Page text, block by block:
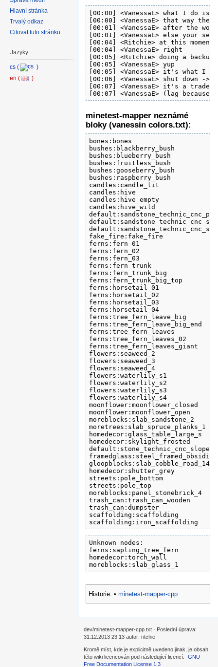
[00:00] <VanessaE> what I do
[00:00] <VanessaE> that way
[00:01] <VanessaE> after the
[00:01] <VanessaE> else your
[00:04] <Ritchie> at this
[00:04] <VanessaE> right
[00:05] <Ritchie> doing a
[00:05] <VanessaE> yup
[00:05] <VanessaE> it's what I do
[00:06] <VanessaE> shut down
[00:07] <VanessaE> it's a
[00:07] <VanessaE> (lag
minetest-mapper neznámé
bloky (vanessin colors.txt):
bones:bones							217 217 217
bushes:blackberry_bush						  0   0  69
bushes:blueberry_bush						 74   0 174
bushes:fruitless_bush						 76  95  24
bushes:gooseberry_bush						183 146 117
bushes:raspberry_bush						228   0  97
candles:candle_lit						255 236 108
candles:hive							237 216  37
candles:hive_empty						203 179  43
candles:hive_wild						224 200  39
default:sandstone_technic_cnc_pyramid				193
default:sandstone_technic_cnc_slope				193 174
default:sandstone_technic_cnc_slope_edge
fake_fire:fake_fire						255 200   0
ferns:fern_01							 86 119  42
ferns:fern_02							 94 132  57
ferns:fern_03							109 147  61
ferns:fern_trunk						 69  58  50
ferns:fern_trunk_big						 92  83  68
ferns:fern_trunk_big_top					136 121  89
ferns:horsetail_01						 94 125  39
ferns:horsetail_02						 94 125  39
ferns:horsetail_03						 94 125  39
ferns:horsetail_04						 94 125  39
ferns:tree_fern_leave_big					122 152  58
ferns:tree_fern_leave_big_end					140 169  67
ferns:tree_fern_leaves						103 138  58
ferns:tree_fern_leaves_02					120 157  63
ferns:tree_fern_leaves_giant					 94 138  45
flowers:seaweed_2						 66 106  34
flowers:seaweed_3						 78 124  40
flowers:seaweed_4						 85 135  43
flowers:waterlily_s1						 78 116   0
flowers:waterlily_s2						 78 116   0
flowers:waterlily_s3						 78 116   0
flowers:waterlily_s4						 78 116   0
moonflower:moonflower_closed					 42  62  95
moonflower:moonflower_open					183 183 183
moreblocks:slab_sandstone_2					193 174 135
moretrees:slab_spruce_planks_1					 93  61	 19
homedecor:glass_table_large_s					243 243 243
homedecor:skylight_frosted					241 240 239
default:stone_technic_cnc_slope					96  93	 93
framedglass:steel_framed_obsidian_glass
gloopblocks:slab_cobble_road_14					122 117 114
homedecor:shutter_grey						131 131 131
streets:pole_bottom						182 165 146
streets:pole_top						182 165 146
moreblocks:panel_stonebrick_4					 88  85	 84
trash_can:trash_can_wooden					137 108	 62
trash_can:dumpster						59  59	 59
scaffolding:scaffolding						137 108	 62
Unknown nodes:
ferns:sapling_tree_fern
homedecor:torch_wall
moreblocks:slab_glass_1
Historie: • minetest-mapper-cpp
Hlavní stránka
Trvalý odkaz
Citovat tuto stránku
Jazyky
dev/minetest-mapper-cpp.txt · Poslední úprava:
31.12.2013 23:13 autor: ritchie
Kromě míst, kde je explicitně uvedeno jinak, je obsah
této wiki licencován pod následující licencí:
GNU
Free Documentation License 1.3